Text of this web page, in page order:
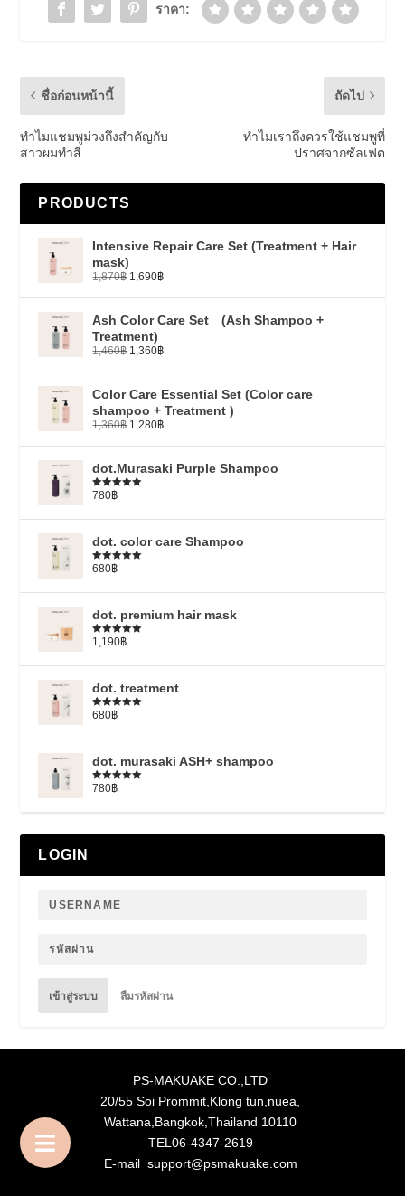
ราคา:
ชื่อก่อนหน้านี้
ทำไมแชมพูม่วงถึงสำคัญกับ
สาวผมทำสี
ถัดไป
ทำไมเราถึงควรใช้แชมพูที่
ปราศจากซัลเฟต
PRODUCTS
Intensive Repair Care Set (Treatment + Hair
mask)
1,870฿ 1,690฿
Ash Color Care Set (Ash Shampoo +
Treatment)
1,460฿ 1,360฿
Color Care Essential Set (Color care
shampoo + Treatment )
1,360฿ 1,280฿
dot.Murasaki Purple Shampoo
ให้คะแนน
1-5 คะแนน
780฿
dot. color care Shampoo
ให้คะแนน
1-5 คะแนน
680฿
dot. premium hair mask
ให้คะแนน
1-5 คะแนน
1,190฿
dot. treatment
ให้คะแนน
1-5 คะแนน
680฿
dot. murasaki ASH+ shampoo
ให้คะแนน
1-5 คะแนน
780฿
LOGIN
เข้าสู่ระบบ ลืมรหัสผ่าน
PS-MAKUAKE CO.,LTD
20/55 Soi Prommit,Klong tun,nuea,
Wattana,Bangkok,Thailand 10110
TEL06-4347-2619
E-mail support@psmakuake.com